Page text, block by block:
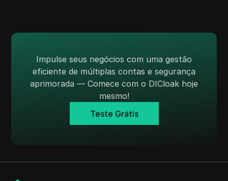
Impulse seus negócios com uma gestão
eficiente de múltiplas contas e segurança
aprimorada — Comece com o DICloak hoje
mesmo!
Teste Grátis